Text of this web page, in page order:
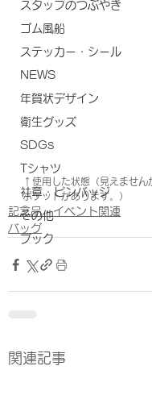
スタッフのつぶやき
ゴム風船
ステッカー・シール
NEWS
年賀状デザイン
衛生グッズ
SDGs
Tシャツ
社章・ピンバッジ
その他
ブック
↑使用した状態（見えません
ポケットがあります。）
記念品・イベント関連
バッグ
関連記事